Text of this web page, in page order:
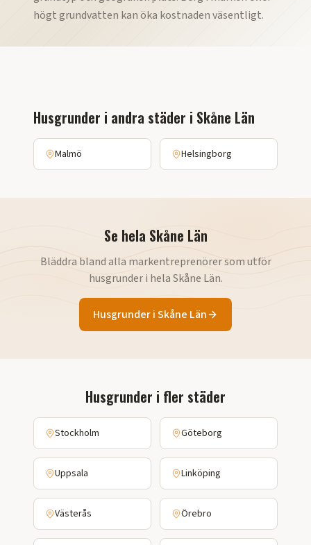
högt grundvatten kan öka kostnaden väsentligt.
Husgrunder i andra städer i Skåne Län
Malmö Helsingborg
Se hela Skåne Län
Bläddra bland alla markentreprenörer som utför
husgrunderi helaSkåne Län.
HusgrunderiSkåne Län
Husgrunder i fler städer
Stockholm Göteborg
Uppsala Linköping
Västerås Örebro